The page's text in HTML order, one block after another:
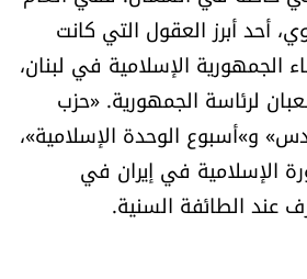
أحد أبرز العقول التي كانت
الإسلامية في لبنان،
لرئاسة الجمهورية. «حزب
و»أسبوع الوحدة الإسلامية»،
الإسلامية في إيران في
عند الطائفة السنية.